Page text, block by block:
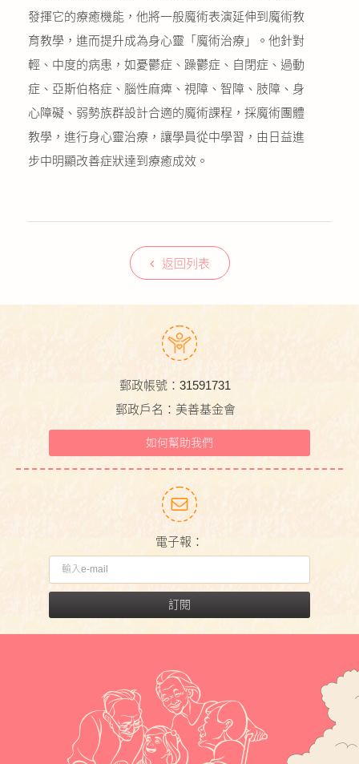
發揮它的療癒機能，他將一般魔術表演延伸到魔術教
育教學，進而提升成為身心靈「魔術治療」。他針對
輕、中度的病患，如憂鬱症、躁鬱症、自閉症、過動
症、亞斯伯格症、腦性麻痺、視障、智障、肢障、身
心障礙、弱勢族群設計合適的魔術課程，採魔術團體
教學，進行身心靈治療，讓學員從中學習，由日益進
步中明顯改善症狀達到療癒成效。
返回列表
郵政帳號：31591731
郵政戶名：美善基金會
如何幫助我們
電子報：
訂閱